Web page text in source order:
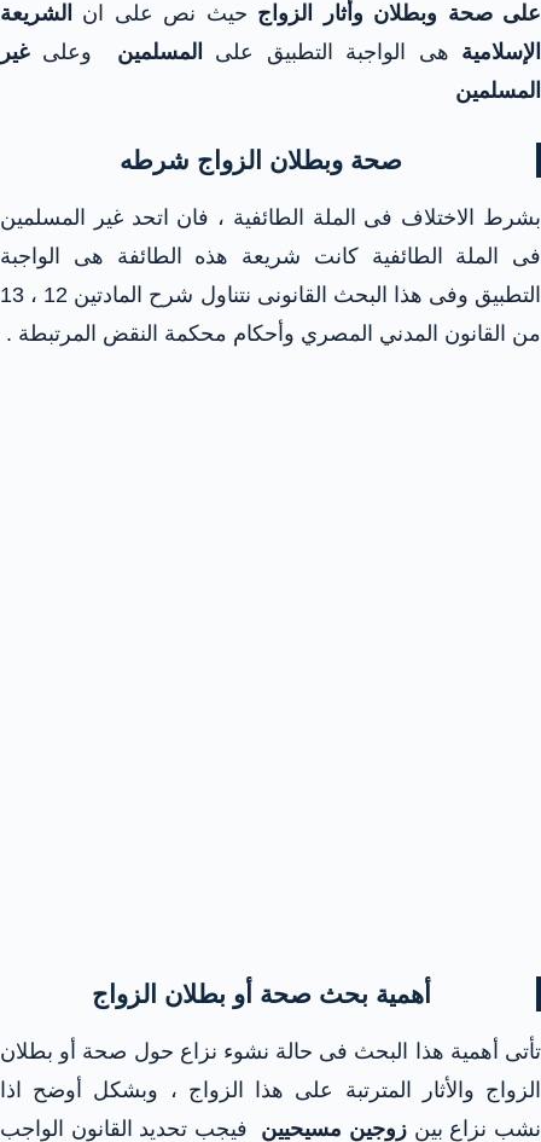
على صحة وبطلان وأثار الزواج حيث نص على ان
الشريعة
الإسلامية هى الواجبة التطبيق على المسلمين وعلىغير
المسلمين
صحة وبطلان الزواج شرطه
بشرط الاختلاف فى الملة الطائفية ، فان اتحد غير المسلمين
فى الملة الطائفية كانت شريعة هذه الطائفة هى الواجبة
التطبيق وفى هذا البحث القانونى نتناول شرح المادتين 12 ، 13
من القانون المدني المصري وأحكام محكمة النقض المرتبطة .
أهمية بحث صحة أو بطلان الزواج
تأتى أهمية هذا البحث فى حالة نشوء نزاع حول صحة أو بطلان
الزواج والأثار المترتبة على هذا الزواج ، وبشكل أوضح اذا
نشب نزاع بين زوجين مسيحيين
فيجب تحديد القانون الواجب